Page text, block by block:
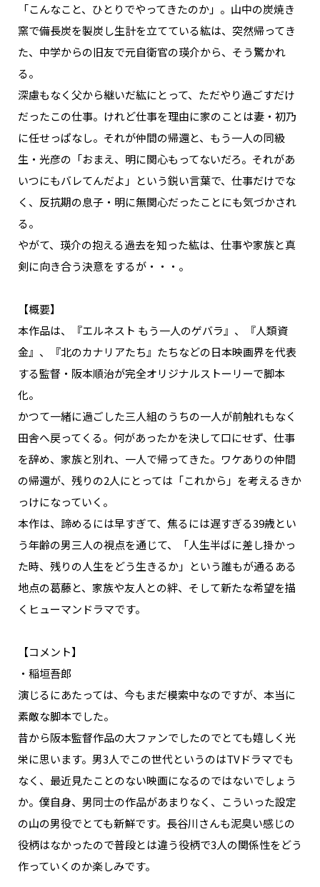
「こんなこと、ひとりでやってきたのか」。山中の炭焼き
窯で備長炭を製炭し生計を立てている紘は、突然帰ってき
た、中学からの旧友で元自衛官の瑛介から、そう驚かれ
る。
深慮もなく父から継いだ紘にとって、ただやり過ごすだけ
だったこの仕事。けれど仕事を理由に家のことは妻・初乃
に任せっぱなし。それが仲間の帰還と、もう一人の同級
生・光彦の「おまえ、明に関心もってないだろ。それがあ
いつにもバレてんだよ」という鋭い言葉で、仕事だけでな
く、反抗期の息子・明に無関心だったことにも気づかされ
る。
やがて、瑛介の抱える過去を知った紘は、仕事や家族と真
剣に向き合う決意をするが・・・。
【概要】
本作品は、『エルネスト もう一人のゲバラ』、『人類資
金』、『北のカナリアたち』たちなどの日本映画界を代表
する監督・阪本順治が完全オリジナルストーリーで脚本
化。
かつて一緒に過ごした三人組のうちの一人が前触れもなく
田舎へ戻ってくる。何があったかを決して口にせず、仕事
を辞め、家族と別れ、一人で帰ってきた。ワケありの仲間
の帰還が、残りの2人にとっては「これから」を考えるきか
っけになっていく。
本作は、諦めるには早すぎて、焦るには遅すぎる39歳とい
う年齢の男三人の視点を通じて、「人生半ばに差し掛かっ
た時、残りの人生をどう生きるか」という誰もが通るある
地点の葛藤と、家族や友人との絆、そして新たな希望を描
くヒューマンドラマです。
【コメント】
・稲垣吾郎
演じるにあたっては、今もまだ模索中なのですが、本当に
素敵な脚本でした。
昔から阪本監督作品の大ファンでしたのでとても嬉しく光
栄に思います。男3人でこの世代というのはTVドラマでも
なく、最近見たことのない映画になるのではないでしょう
か。僕自身、男同士の作品があまりなく、こういった設定
の山の男役でとても新鮮です。長谷川さんも泥臭い感じの
役柄はなかったので普段とは違う役柄で3人の関係性をどう
作っていくのか楽しみです。